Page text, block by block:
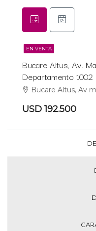
EN VENTA
Bucare Altus, Av.
Departamento 1002
Bucare Altus, Av
USD 192.500